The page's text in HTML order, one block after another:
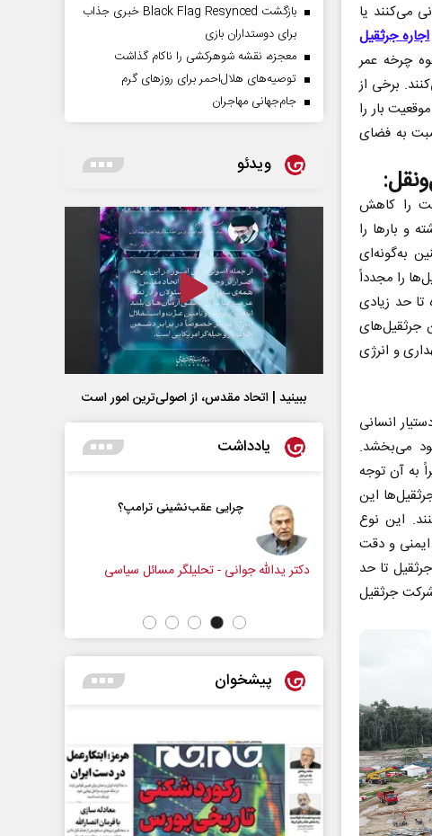
می‌کنند یا
اجاره جرثقیل
چرخه عمر
برخی از
بار را
به فضای
را کاهش
و بارها را
به‌گونه‌ای
را مجدداً
حد زیادی
جرثقیل‌های
و انرژی
انسانی
می‌بخشد.
به آن توجه
این
این نوع
ایمنی و دقت
تا حد
شرکت جرثقیل
بازگشت Black Flag Resynced خبری جذاب
برای دوستداران بازی
معجزه، نقشه شوهرکشی را ناکام گذاشت
توصیه‌های هلال‌احمر برای روز‌های گرم
جام‌جهانی مهاجران
ویدئو
ببینید | اتحاد مقدس، از اصولی‌ترین امور است
یادداشت
و دو زندگی
- روزنامه‌نگار
چرایی عقب‌نشینی ترامپ؟
دکتر یدالله جوانی - تحلیلگر مسائل سیاسی
پیشخوان